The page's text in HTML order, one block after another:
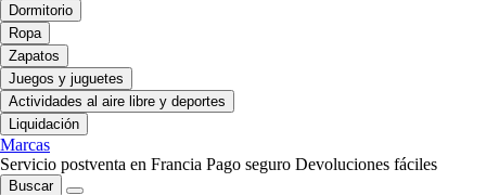
Dormitorio
Ropa
Zapatos
Juegos y juguetes
Actividades al aire libre y deportes
Liquidación
Marcas
Servicio postventa en Francia Pago seguro Devoluciones fáciles
Buscar